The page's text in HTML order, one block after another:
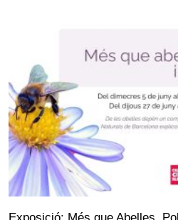
Exposició: Més que Abelles.